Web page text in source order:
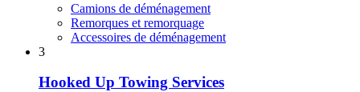
Camions de déménagement
Remorques et remorquage
Accessoires de déménagement
3
Hooked Up Towing Services